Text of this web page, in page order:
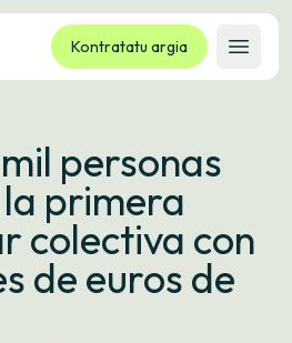
Kontratatu argia
Ireki
personas
primera
colectiva con
de euros de